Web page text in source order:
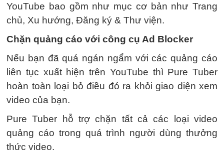
YouTube bao gồm như mục cơ bản như Trang
chủ, Xu hướng, Đăng ký & Thư viện.
Chặn quảng cáo với công cụ Ad Blocker
Nếu bạn đã quá ngán ngẩm với các quảng cáo
liên tục xuất hiện trên YouTube thì Pure Tuber
hoàn toàn loại bỏ điều đó ra khỏi giao diện xem
video của bạn.
Pure Tuber hỗ trợ chặn tất cả các loại video
quảng cáo trong quá trình người dùng thưởng
thức video.